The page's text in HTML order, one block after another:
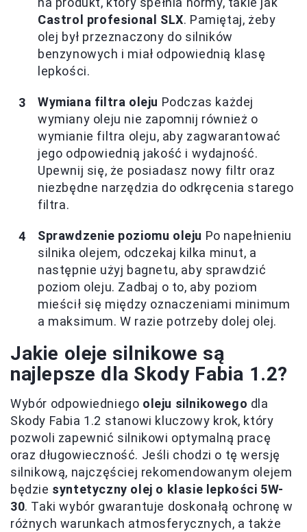
Castrol profesional SLX. Pamiętaj, żeby
olej był przeznaczony do silników
benzynowych i miał odpowiednią klasę
lepkości.
Wymiana filtra oleju Podczas każdej
wymiany oleju nie zapomnij również o
wymianie filtra oleju, aby zagwarantować
jego odpowiednią jakość i wydajność.
Upewnij się, że posiadasz nowy filtr oraz
niezbędne narzędzia do odkręcenia starego
filtra.
Sprawdzenie poziomu oleju Po napełnieniu
silnika olejem, odczekaj kilka minut, a
następnie użyj bagnetu, aby sprawdzić
poziom oleju. Zadbaj o to, aby poziom
mieścił się między oznaczeniami minimum
a maksimum. W razie potrzeby dolej olej.
Jakie oleje silnikowe są
najlepsze dla Skody Fabia 1.2?
Wybór odpowiedniego oleju silnikowego dla
Skody Fabia 1.2 stanowi kluczowy krok, który
pozwoli zapewnić silnikowi optymalną pracę
oraz długowieczność. Jeśli chodzi o tę wersję
silnikową, najczęściej rekomendowanym olejem
będzie syntetyczny olej o klasie lepkości 5W-
30. Taki wybór gwarantuje doskonałą ochronę w
różnych warunkach atmosferycznych, a także